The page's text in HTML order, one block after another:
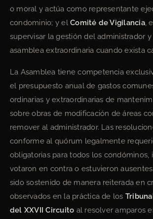
o moral y actúa como representante
condominio; y elComité de Vigilancia,
supervisar la gestión del administrador
asamblea extraordinaria cuando exista
La Asamblea tiene competencia
el presupuesto anual de gastos
ordinarias y extraordinarias de
sobre obras de modificación de áreas
remover al administrador. Las
conforme al quórum legalmente
obligatorias para todos los condóminos,
votaron en contra o estuvieron
sido sostenido de manera reiterada en
observados en la práctica de los
del XXVII Circuito al resolver amparos